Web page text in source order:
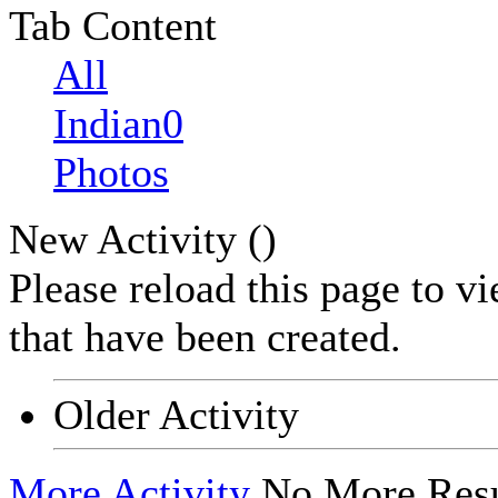
Tab Content
All
Indian0
Photos
New Activity ()
Please reload this page to
that have been created.
Older Activity